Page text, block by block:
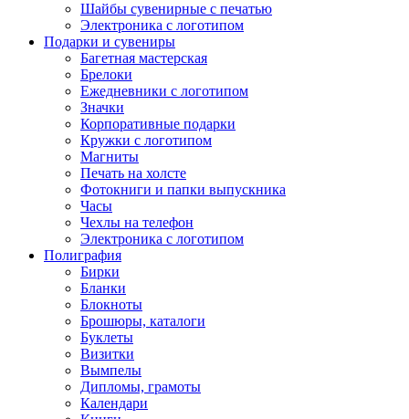
Шайбы сувенирные с печатью
Электроника с логотипом
Подарки и сувениры
Багетная мастерская
Брелоки
Ежедневники с логотипом
Значки
Корпоративные подарки
Кружки с логотипом
Магниты
Печать на холсте
Фотокниги и папки выпускника
Часы
Чехлы на телефон
Электроника с логотипом
Полиграфия
Бирки
Бланки
Блокноты
Брошюры, каталоги
Буклеты
Визитки
Вымпелы
Дипломы, грамоты
Календари